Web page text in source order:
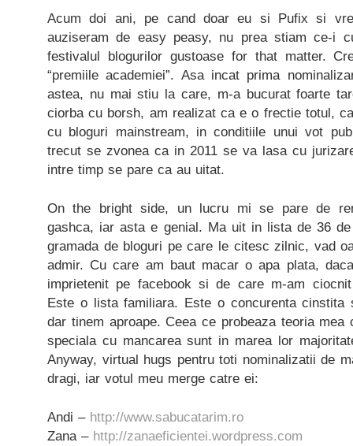
Acum doi ani, pe cand doar eu si Pufix si
auziseram de easy peasy, nu prea stiam ce-i
festivalul blogurilor gustoase for that matter.
“premiile academiei”. Asa incat prima
astea, nu mai stiu la care, m-a bucurat foarte
ciorba cu borsh, am realizat ca e o frectie totul,
cu bloguri mainstream, in conditiile unui vot
trecut se zvonea ca in 2011 se va lasa cu
intre timp se pare ca au uitat.
On the bright side, un lucru mi se pare de
gashca, iar asta e genial. Ma uit in lista de 36
gramada de bloguri pe care le citesc zilnic, vad
admir. Cu care am baut macar o apa plata,
imprietenit pe facebook si de care m-am
Este o lista familiara. Este o concurenta
dar tinem aproape. Ceea ce probeaza teoria
speciala cu mancarea sunt in marea lor
Anyway, virtual hugs pentru toti nominalizatii de
dragi, iar votul meu merge catre ei:
Andi – http://www.sabucatarim.ro
Zana – http://zanaeficientei.wordpress.com